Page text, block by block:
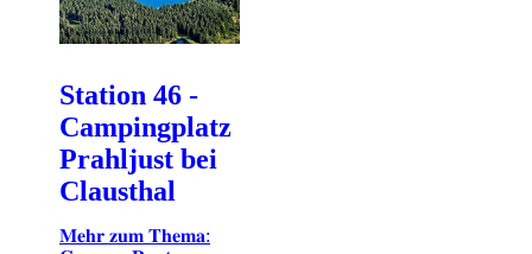
Station 46 -
Campingplatz
Prahljust bei
Clausthal
𝐌𝐞𝐡𝐫 𝐳𝐮𝐦 𝐓𝐡𝐞𝐦𝐚: